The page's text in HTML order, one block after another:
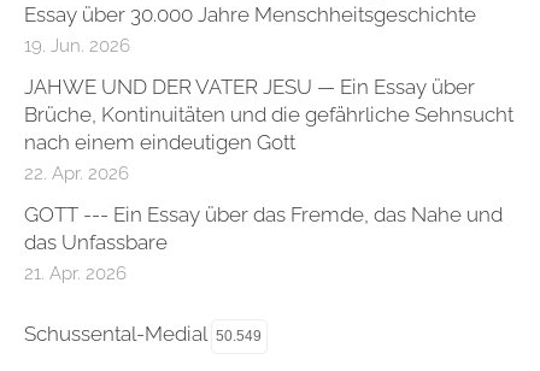
Essay über 30.000 Jahre Menschheitsgeschichte
19. Jun. 2026
JAHWE UND DER VATER JESU — Ein Essay über
Brüche, Kontinuitäten und die gefährliche Sehnsucht
nach einem eindeutigen Gott
22. Apr. 2026
GOTT --- Ein Essay über das Fremde, das Nahe und
das Unfassbare
21. Apr. 2026
Schussental-Medial 50.549